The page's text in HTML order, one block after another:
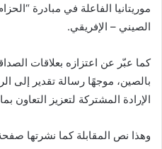
موريتانيا الفاعلة في مبادرة
الصيني – الإفريقي.
كما عبّر عن اعتزازه بعلاقات
بالصين، موجهًا رسالة تقدير إلى
الإرادة المشتركة لتعزيز التعاون
وهذا نص المقابلة كما نشرتها